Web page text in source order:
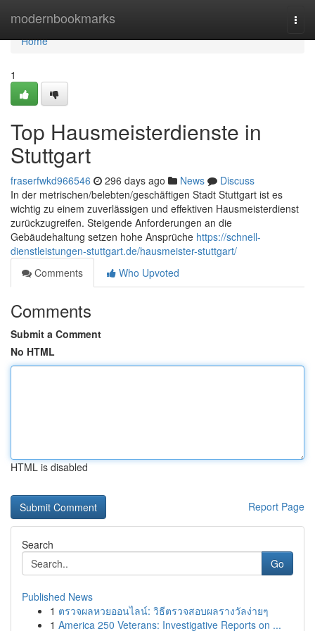
modernbookmarks
Home
Home
1
Top Hausmeisterdienste in
Stuttgart
fraserfwkd966546 296 days ago News
Discuss
In der metrischen/belebten/geschäftigen Stadt Stuttgart ist es
wichtig zu einem zuverlässigen und effektiven Hausmeisterdienst
zurückzugreifen. Steigende Anforderungen an die
Gebäudehaltung setzen hohe Ansprüche https://schnell-
dienstleistungen-stuttgart.de/hausmeister-stuttgart/
Comments
Who Upvoted
Comments
Submit a Comment
No HTML
HTML is disabled
Report Page
Search
Go
Published News
1 ตรวจผลหวยออนไลน์: วิธีตรวจสอบผลรางวัลง่ายๆ
1 America 250 Veterans: Investigative Reports on ...